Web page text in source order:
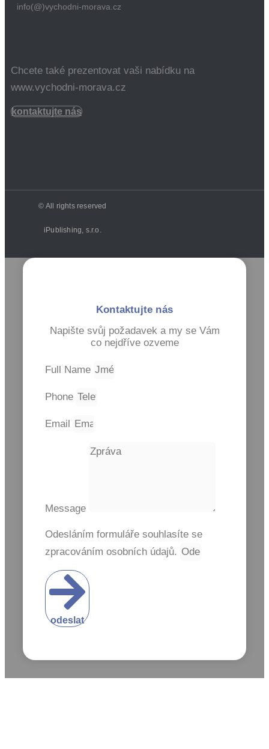
info(@)vychodni-morava.cz
Chcete také prezentovat vaši nabídku na
www.vychodni-morava.cz
kontaktujte nás
© All rights reserved
iPublishing, s.r.o.
Kontaktujte nás
Napište svůj požadavek a my se Vám
co nejdříve ozveme
Full Name
Phone
Email
Message
Odesláním formuláře souhlasíte se
zpracováním osobních údajů.
odeslat